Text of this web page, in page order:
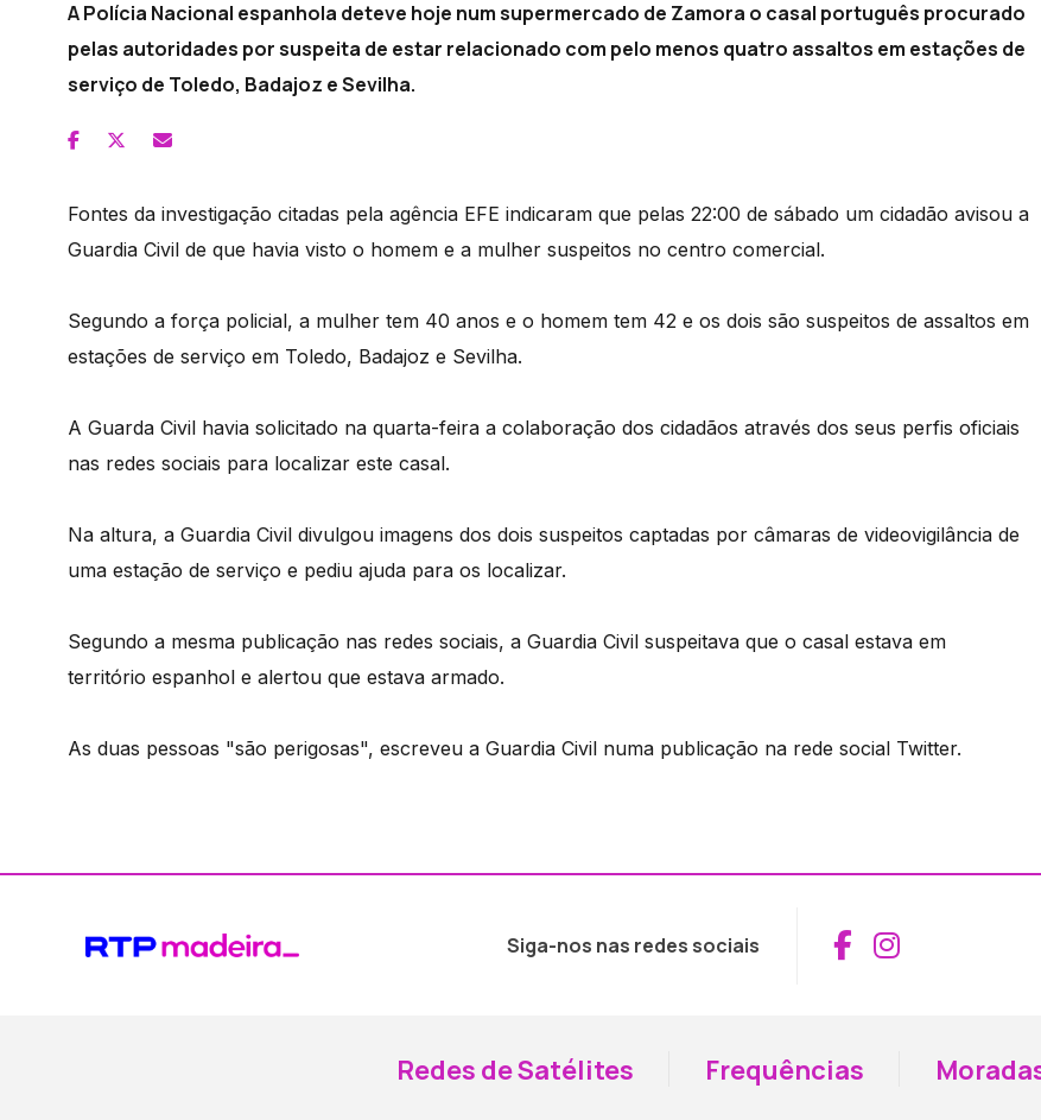
A Polícia Nacional espanhola deteve hoje num supermercado de Zamora o casal português procurado
pelas autoridades por suspeita de estar relacionado com pelo menos quatro assaltos em estações de
serviço de Toledo, Badajoz e Sevilha.
Fontes da investigação citadas pela agência EFE indicaram que pelas 22:00 de sábado um cidadão avisou a
Guardia Civil de que havia visto o homem e a mulher suspeitos no centro comercial.
Segundo a força policial, a mulher tem 40 anos e o homem tem 42 e os dois são suspeitos de assaltos em
estações de serviço em Toledo, Badajoz e Sevilha.
A Guarda Civil havia solicitado na quarta-feira a colaboração dos cidadãos através dos seus perfis oficiais
nas redes sociais para localizar este casal.
Na altura, a Guardia Civil divulgou imagens dos dois suspeitos captadas por câmaras de videovigilância de
uma estação de serviço e pediu ajuda para os localizar.
Segundo a mesma publicação nas redes sociais, a Guardia Civil suspeitava que o casal estava em
território espanhol e alertou que estava armado.
As duas pessoas "são perigosas", escreveu a Guardia Civil numa publicação na rede social Twitter.
Siga-nos nas redes sociais Aceder ao
Aceder
Redes de Satélites Frequências